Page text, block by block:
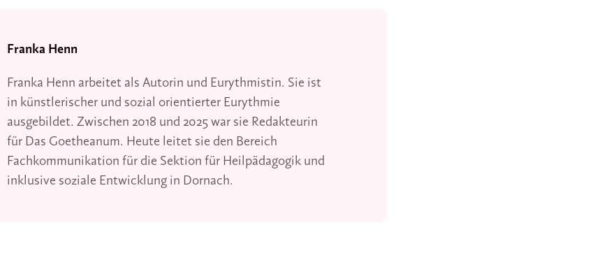
Franka Henn
Franka Henn arbeitet als Autorin und Eurythmistin. Sie ist
in künstlerischer und sozial orientierter Eurythmie
ausgebildet. Zwischen 2018 und 2025 war sie Redakteurin
für Das Goetheanum. Heute leitet sie den Bereich
Fachkommunikation für die Sektion für Heilpädagogik und
inklusive soziale Entwicklung in Dornach.